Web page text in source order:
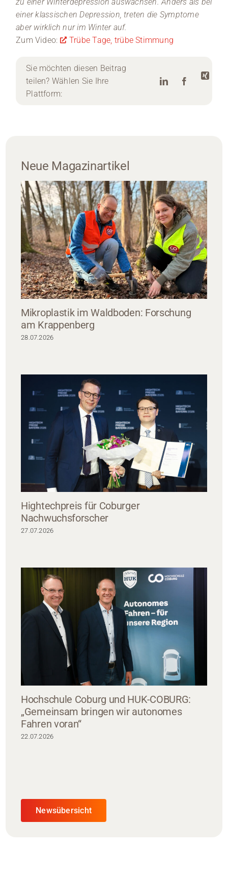
zu einer Winterdepression auswachsen. Anders als bei
einer klassischen Depression, treten die Symptome
aber wirklich nur im Winter auf.
Zum Video:
Trübe Tage, trübe Stimmung
Sie möchten diesen Beitrag
teilen? Wählen Sie Ihre
Plattform:
Neue Magazinartikel
Mikroplastik im Waldboden: Forschung
am Krappenberg
28.07.2026
Hightechpreis für Coburger
Nachwuchsforscher
27.07.2026
Hochschule Coburg und HUK-COBURG:
„Gemeinsam bringen wir autonomes
Fahren voran“
22.07.2026
Newsübersicht